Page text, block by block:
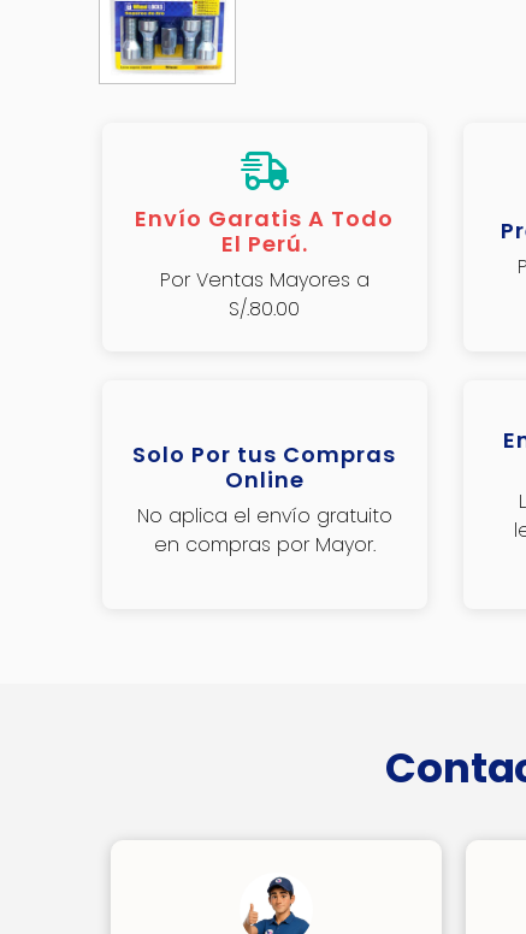
Envío Garatis A Todo
El Perú.
Por Ventas Mayores a
S/.80.00
Solo Por tus Compras
Online
No aplica el envío gratuito
en compras por Mayor.